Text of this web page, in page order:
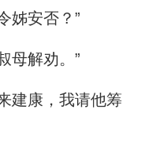
姊安否？”
母解劝。”
建康，我请他筹